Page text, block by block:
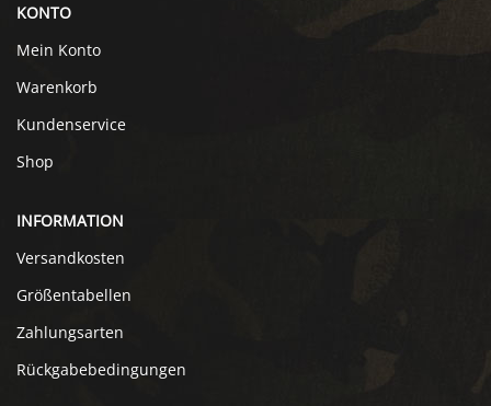
KONTO
Mein Konto
Warenkorb
Kundenservice
Shop
INFORMATION
Versandkosten
Größentabellen
Zahlungsarten
Rückgabebedingungen